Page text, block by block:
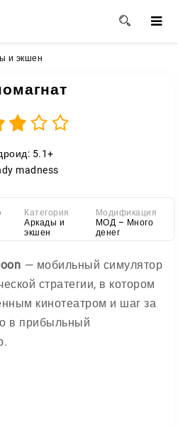
и экшен
5.1+
madness
Категория
Аркады и
экшен
Модификация
МОД – Много
денег
— мобильный симулятор
стратегии, в котором
кинотеатром и шаг за
в прибыльный